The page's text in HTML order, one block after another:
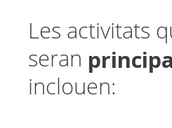
Les activitats
seran
inclouen: